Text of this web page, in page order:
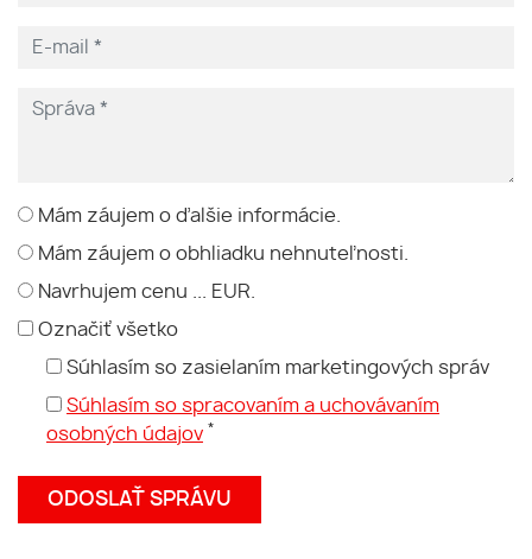
Mám záujem o ďalšie informácie.
Mám záujem o obhliadku nehnuteľnosti.
Navrhujem cenu ... EUR.
Označiť všetko
Súhlasím so zasielaním marketingových správ
Súhlasím so spracovaním a uchovávaním
osobných údajov *